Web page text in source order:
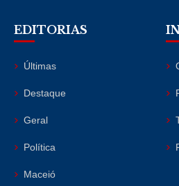
EDITORIAS
Últimas
Destaque
Geral
Política
Maceió